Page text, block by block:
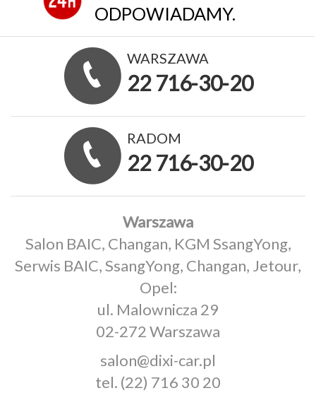
ODPOWIADAMY.
WARSZAWA
22 716-30-20
RADOM
22 716-30-20
Warszawa
Salon BAIC, Changan, KGM SsangYong,
Serwis BAIC, SsangYong, Changan, Jetour,
Opel:
ul. Malownicza 29
02-272 Warszawa
salon@dixi-car.pl
tel. (22) 716 30 20